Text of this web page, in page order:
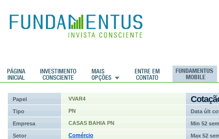
Papel VVAR4
Tipo PN Data últ
Empresa CASAS BAHIA PN Min 52 sem
Setor Comércio Max 52